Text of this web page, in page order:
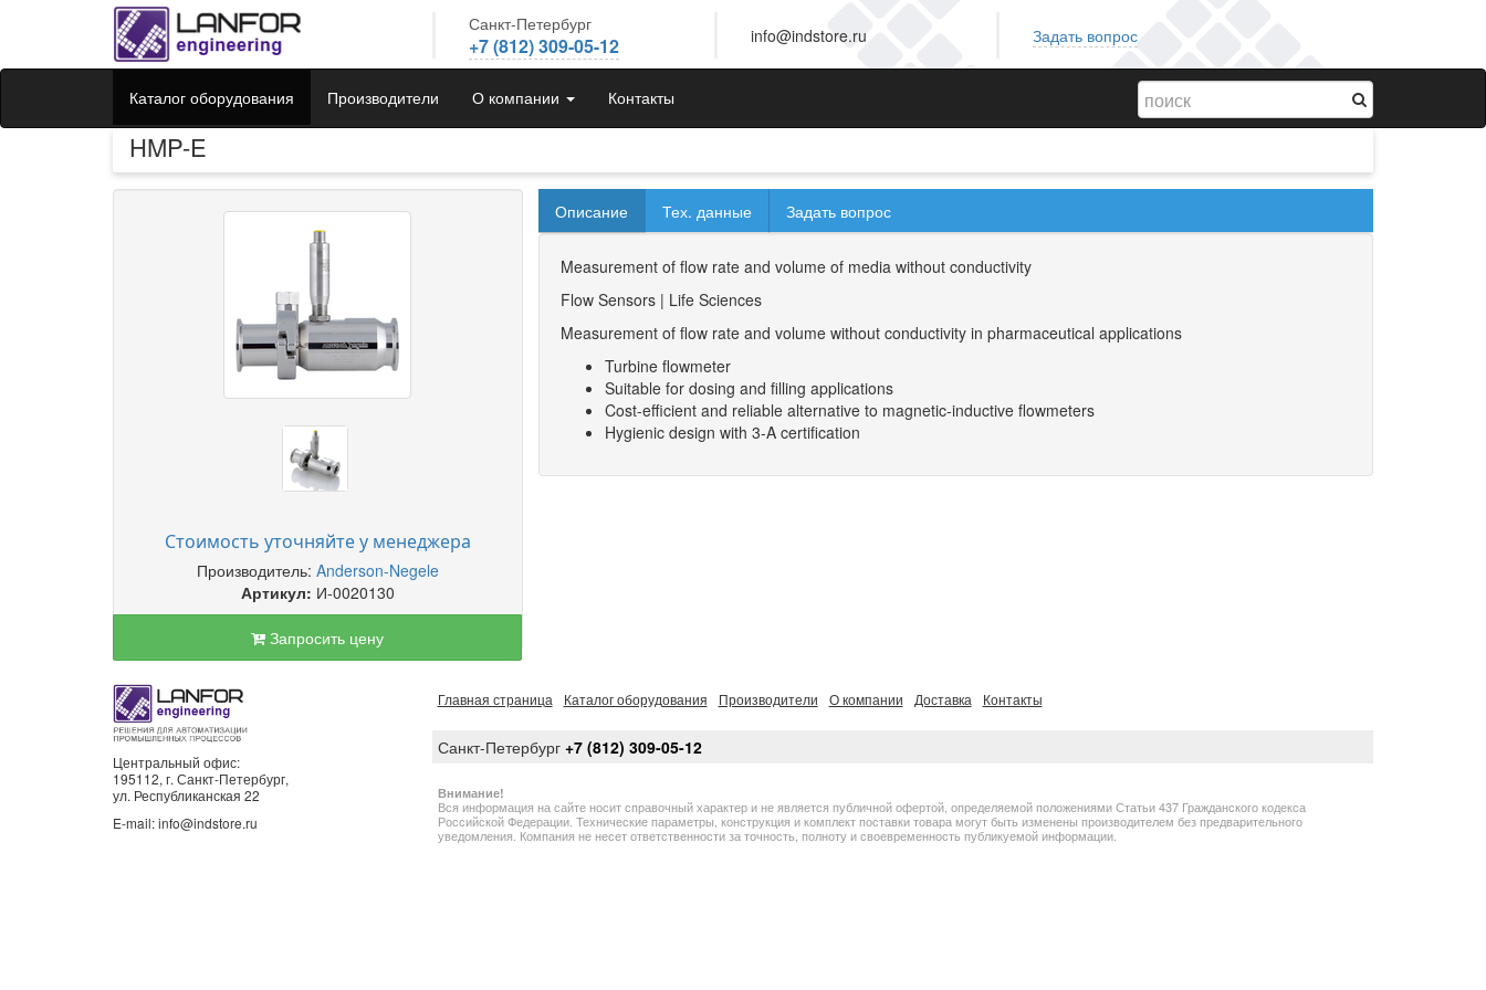
Санкт-Петербург
+7 (812) 309-05-12 info@indstore.ru Задать вопрос
Каталог оборудования Производители О компании Контакты
HMP-E
Стоимость уточняйте у менеджера
Производитель: Anderson-Negele
Артикул: И-0020130
Запросить цену
Описание Тех. данные Задать вопрос
Measurement of flow rate and volume of media without conductivity
Flow Sensors | Life Sciences
Measurement of flow rate and volume without conductivity in pharmaceutical applications
Turbine flowmeter
Suitable for dosing and filling applications
Cost-efficient and reliable alternative to magnetic-inductive flowmeters
Hygienic design with 3-A certification
Центральный офис:
195112, г. Санкт-Петербург,
ул. Республиканская 22
E-mail: info@indstore.ru
Главная страница Каталог оборудования Производители О компании Доставка Контакты
Санкт-Петербург +7 (812) 309-05-12
Внимание!
Вся информация на сайте носит справочный характер и не является публичной офертой, определяемой положениями Статьи 437 Гражданского кодекса
Российской Федерации. Технические параметры, конструкция и комплект поставки товара могут быть изменены производителем без предварительного
уведомления. Компания не несет ответственности за точность, полноту и своевременность публикуемой информации.